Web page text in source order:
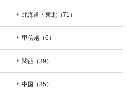
北海道・東北（71）
甲信越（6）
関西（39）
中国（35）